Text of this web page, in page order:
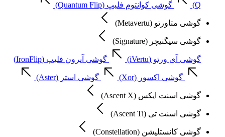
Q) گوشی کوانتوم فلیپ (Quantum Flip)
گوشی متاورتو (Metavertu)
گوشی سیگنیچر (Signature)
گوشی آی ورتو (iVertu) گوشی آیرون فلیپ (IronFlip)
گوشی اکسور (Xor) گوشی استر (Aster)
گوشی اسنت ایکس (Ascent X)
گوشی اسنت تی (Ascent Ti)
گوشی کانستلیشن (Constellation)